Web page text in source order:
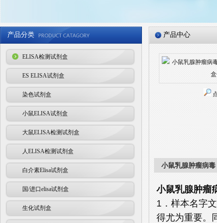
产品分类
ELISA检测试剂盒
ES ELISA试剂盒
染色试剂盒
小鼠ELISA试剂盒
大鼠ELISA检测试剂盒
人ELISA检测试剂盒
白介素Elisa试剂盒
国/进口elisa试剂盒
生化试剂盒
产品中心
小鼠乳腺肿瘤病
小鼠乳腺肿瘤
1．样本名字
得尤为重要。